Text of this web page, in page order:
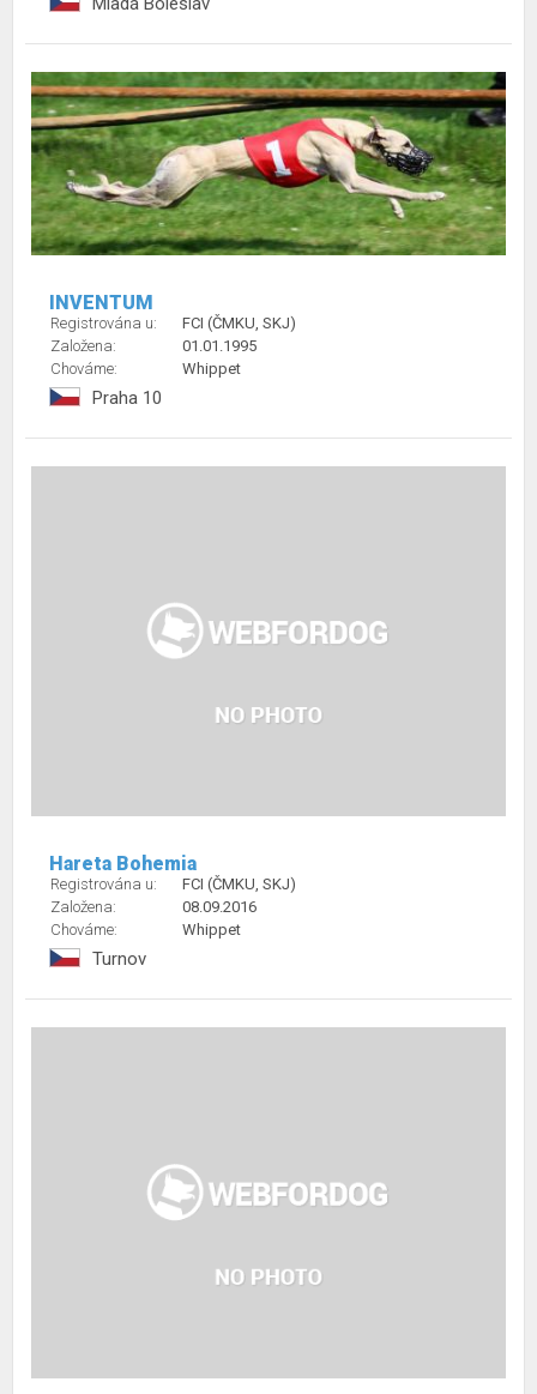
INVENTUM
Registrována u:
FCI (ČMKU, SKJ)
Založena:
01.01.1995
Chováme:
Whippet
Praha 10
Hareta Bohemia
Registrována u:
FCI (ČMKU, SKJ)
Založena:
08.09.2016
Chováme:
Whippet
Turnov